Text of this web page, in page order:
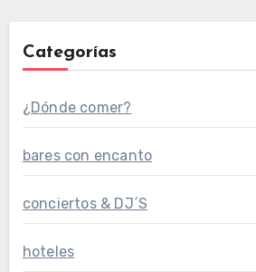
Categorías
¿Dónde comer?
bares con encanto
conciertos & DJ´S
hoteles